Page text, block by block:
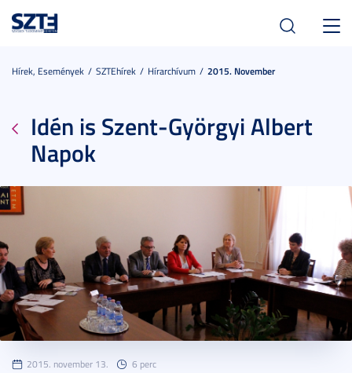
Hírek, Események SZTEhírek Hírarchívum 2015. November
Idén is Szent-Györgyi Albert
Napok
2015. november 13. 6 perc